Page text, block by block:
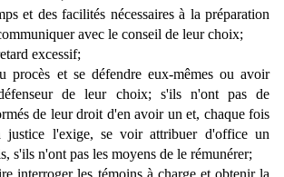
et des facilités nécessaires à la préparation
avec le conseil de leur choix;
excessif;
procès et se défendre eux-mêmes ou avoir
de leur choix; s'ils n'ont pas de
de leur droit d'en avoir un et, chaque fois
justice l'exige, se voir attribuer d'office un
s'ils n'ont pas les moyens de le rémunérer;
interroger les témoins à charge et obtenir la